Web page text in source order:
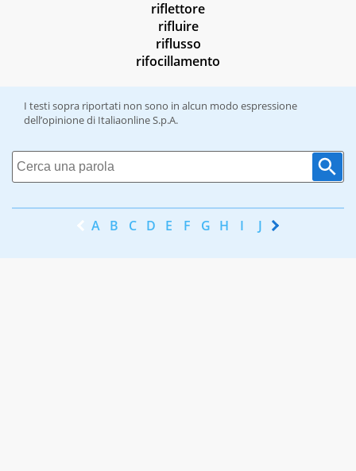
riflettore
rifluire
riflusso
rifocillamento
I testi sopra riportati non sono in alcun modo espressione
dell’opinione di Italiaonline S.p.A.
A B C D E F G H I J K